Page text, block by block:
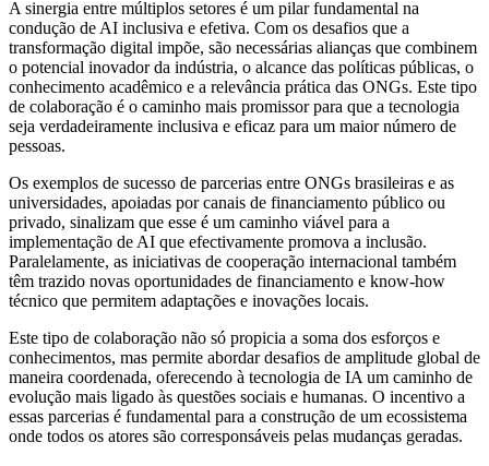
A sinergia entre múltiplos setores é um pilar fundamental na
condução de AI inclusiva e efetiva. Com os desafios que a
transformação digital impõe, são necessárias alianças que combinem
o potencial inovador da indústria, o alcance das políticas públicas, o
conhecimento acadêmico e a relevância prática das ONGs. Este tipo
de colaboração é o caminho mais promissor para que a tecnologia
seja verdadeiramente inclusiva e eficaz para um maior número de
pessoas.
Os exemplos de sucesso de parcerias entre ONGs brasileiras e as
universidades, apoiadas por canais de financiamento público ou
privado, sinalizam que esse é um caminho viável para a
implementação de AI que efectivamente promova a inclusão.
Paralelamente, as iniciativas de cooperação internacional também
têm trazido novas oportunidades de financiamento e know-how
técnico que permitem adaptações e inovações locais.
Este tipo de colaboração não só propicia a soma dos esforços e
conhecimentos, mas permite abordar desafios de amplitude global de
maneira coordenada, oferecendo à tecnologia de IA um caminho de
evolução mais ligado às questões sociais e humanas. O incentivo a
essas parcerias é fundamental para a construção de um ecossistema
onde todos os atores são corresponsáveis pelas mudanças geradas.